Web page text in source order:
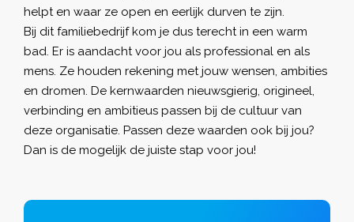
helpt en waar ze open en eerlijk durven te zijn.
Bij dit familiebedrijf kom je dus terecht in een warm
bad. Er is aandacht voor jou als professional en als
mens. Ze houden rekening met jouw wensen, ambities
en dromen. De kernwaarden nieuwsgierig, origineel,
verbinding en ambitieus passen bij de cultuur van
deze organisatie. Passen deze waarden ook bij jou?
Dan is de mogelijk de juiste stap voor jou!